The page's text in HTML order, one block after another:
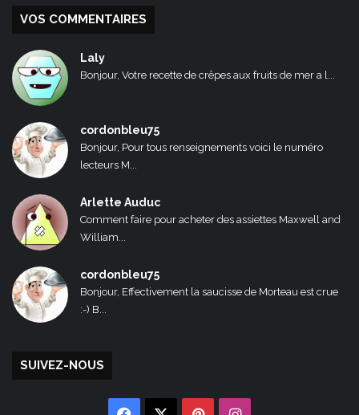
VOS COMMENTAIRES
Laly
Bonjour, Votre recette de crêpes aux fruits de mer a l...
cordonbleu75
Bonjour, Pour tous renseignements voici le numéro
lecteurs M...
Arlette Auduc
Comment faire pour acheter des assiettes Maxwell and
William...
cordonbleu75
Bonjour, Effectivement la saucisse de Morteau est crue
:-) B...
SUIVEZ-NOUS